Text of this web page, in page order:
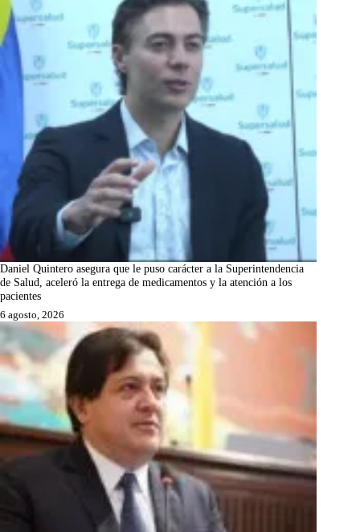
Daniel Quintero asegura que le puso carácter a la Superintendencia
de Salud, aceleró la entrega de medicamentos y la atención a los
pacientes
6 agosto, 2026